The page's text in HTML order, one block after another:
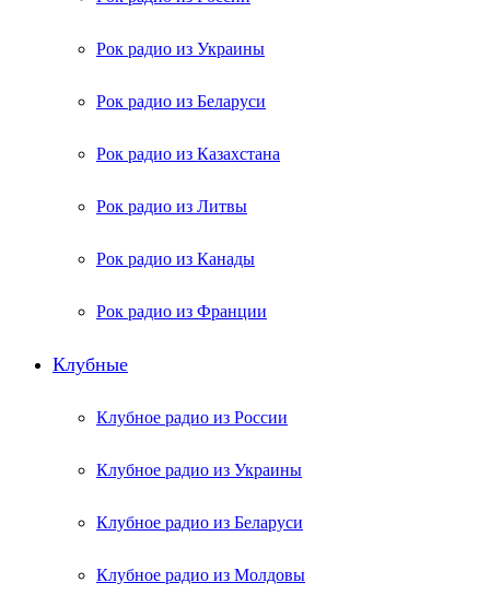
Рок радио из Украины
Рок радио из Беларуси
Рок радио из Казахстана
Рок радио из Литвы
Рок радио из Канады
Рок радио из Франции
Клубные
Клубное радио из России
Клубное радио из Украины
Клубное радио из Беларуси
Клубное радио из Молдовы